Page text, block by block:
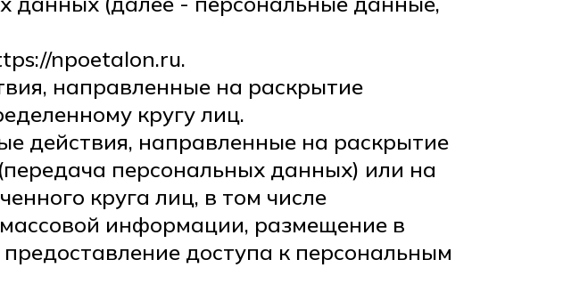
npoetalon.ru.
направленные на раскрытие
кругу лиц.
действия, направленные на раскрытие
персональных данных) или на
круга лиц, в том числе
информации, размещение в
доступа к персональным